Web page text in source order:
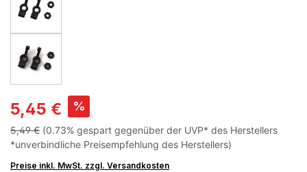
5,45 € %
5,49 € (0.73% gespart gegenüber der UVP* des Herstellers
*unverbindliche Preisempfehlung des Herstellers)
Preise inkl. MwSt. zzgl. Versandkosten